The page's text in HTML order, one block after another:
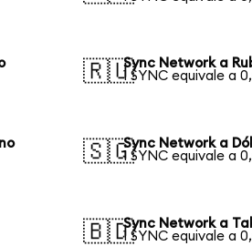
🇷🇺Sync Network a
1 SYNC equivale a
🇸🇬Sync Network a
1 SYNC equivale a
🇧🇩Sync Network a
1 SYNC equivale a